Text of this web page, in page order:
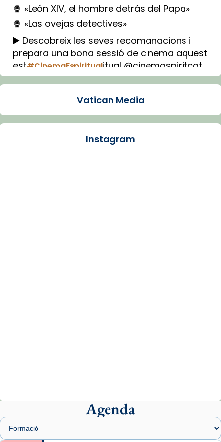
🍿 «León XIV, el hombre detrás del Papa»
🍿 «Las ovejas detectives»
▶️ Descobreix les seves recomanacions i
prepara una bona sessió de cinema aquest
est#CinemaEspiritualitual @cinemaspiritcat
Imatge: Generada amb IA (OpenAI)
View on Facebook · Share
Arquebisbat de Barcelona
presidit aquest 27 de juliol la missa de Les
Santes de Mataró.
🔗
Vatican Media
Instagram
Agenda